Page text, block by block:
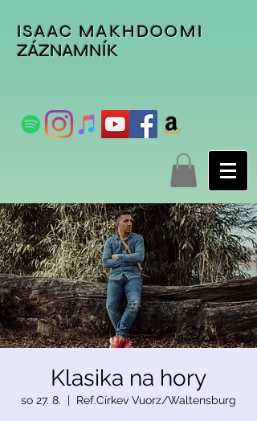
ISAAC MAKHDOOMI
ZÁZNAMNÍK
Klasika na hory
so 27. 8.
  |
Ref.Církev Vuorz/Waltensburg